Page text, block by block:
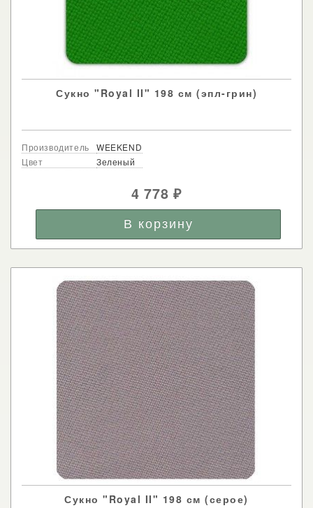
Сукно "Royal II" 198 см (эпл-грин)
Производитель
WEEKEND
Цвет
Зеленый
4 778₽
Сукно "Royal II" 198 см (серое)